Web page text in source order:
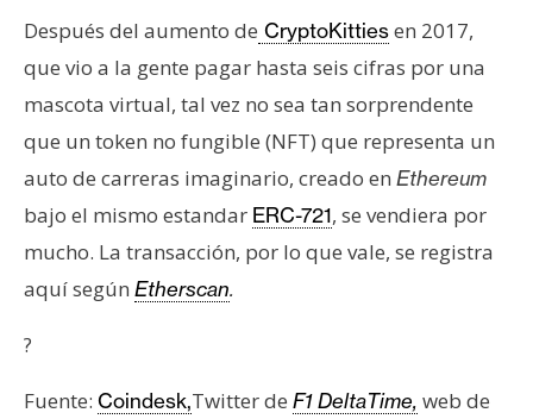
Después del aumento de CryptoKittiesen 2017,
que vio a la gente pagar hasta seis cifras por una
mascota virtual, tal vez no sea tan sorprendente
que un token no fungible (NFT) que representa un
auto de carreras imaginario, creado en Ethereum
bajo el mismo estandar ERC-721, se vendiera por
mucho. La transacción, por lo que vale, se registra
aquí según Etherscan.
?
Fuente: Coindesk,Twitter de F1 DeltaTime, web de